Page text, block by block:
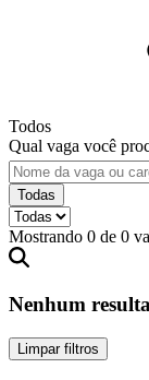
Todos
Qual vaga você
Todas
Mostrando 0 de 0
Nenhum
Limpar filtros